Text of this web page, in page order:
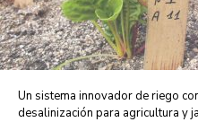
Un sistema innovador de riego
desalinización para agricultura y